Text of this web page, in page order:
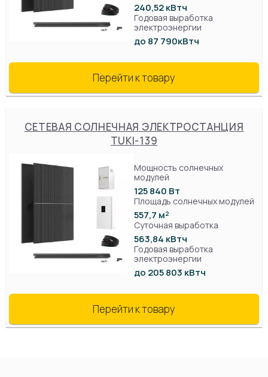
240,52 кВтч
Годовая выработка
электроэнергии
до 87 790кВтч
Перейти к товару
СЕТЕВАЯ СОЛНЕЧНАЯ ЭЛЕКТРОСТАНЦИЯ
TUKI-139
Мощность солнечных
модулей
125 840 Вт
Площадь солнечных модулей
557,7 м²
Суточная выработка
563,84 кВтч
Годовая выработка
электроэнергии
до 205 803 кВтч
Перейти к товару